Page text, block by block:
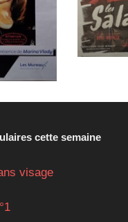
cette semaine
visage